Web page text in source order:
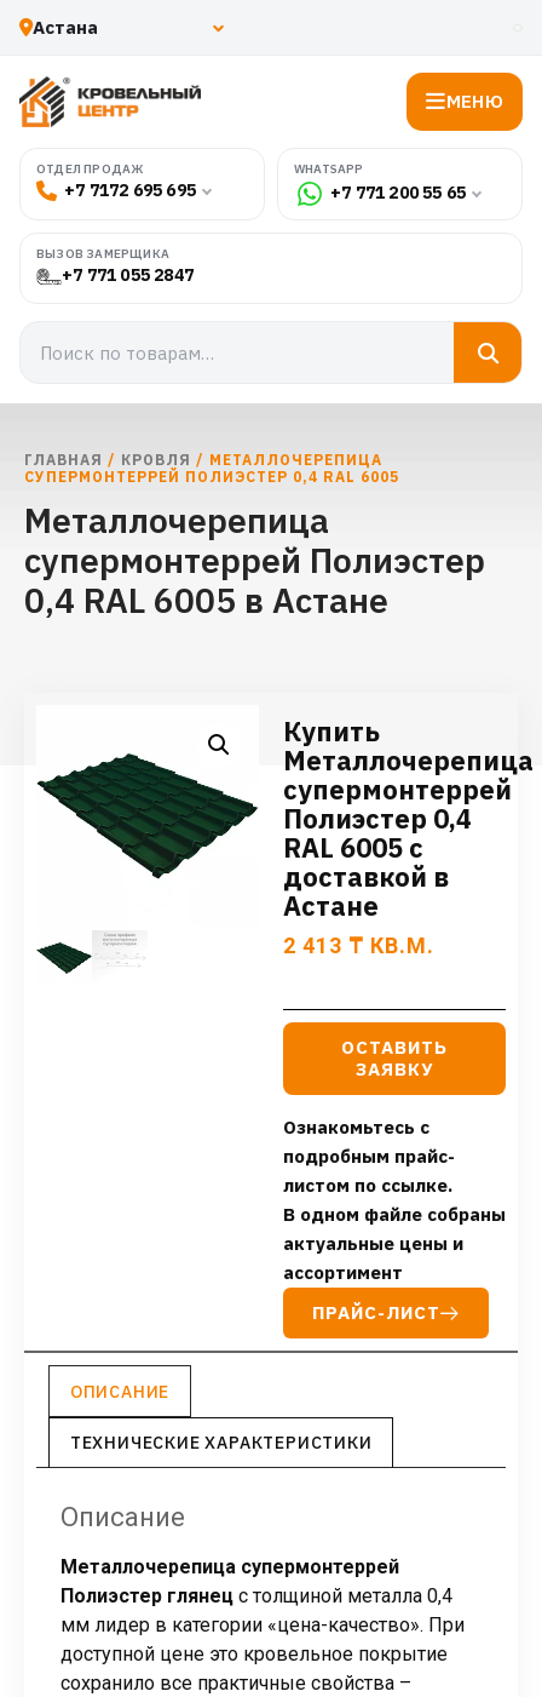
МЕНЮ
ОТДЕЛ ПРОДАЖ
+7 7172 695 695
WHATSAPP
+7 771 200 55 65
ВЫЗОВ ЗАМЕРЩИКА
+7 771 055 2847
ГЛАВНАЯ / КРОВЛЯ / МЕТАЛЛОЧЕРЕПИЦА
СУПЕРМОНТЕРРЕЙ ПОЛИЭСТЕР 0,4 RAL 6005
Металлочерепица
супермонтеррей Полиэстер
0,4 RAL 6005 в Астане
Купить
Металлочерепица
супермонтеррей
Полиэстер 0,4
RAL 6005 с
доставкой в
Астане
2 413 ₸ КВ.М.
ОСТАВИТЬ
ЗАЯВКУ
Ознакомьтесь с
подробным прайс-
листом по ссылке.
В одном файле собраны
актуальные цены и
ассортимент
ПРАЙС-ЛИСТ
ОПИСАНИЕ
ТЕХНИЧЕСКИЕ ХАРАКТЕРИСТИКИ
Описание
Металлочерепица супермонтеррей
Полиэстер глянец с толщиной металла 0,4
мм лидер в категории «цена-качество». При
доступной цене это кровельное покрытие
сохранило все практичные свойства –